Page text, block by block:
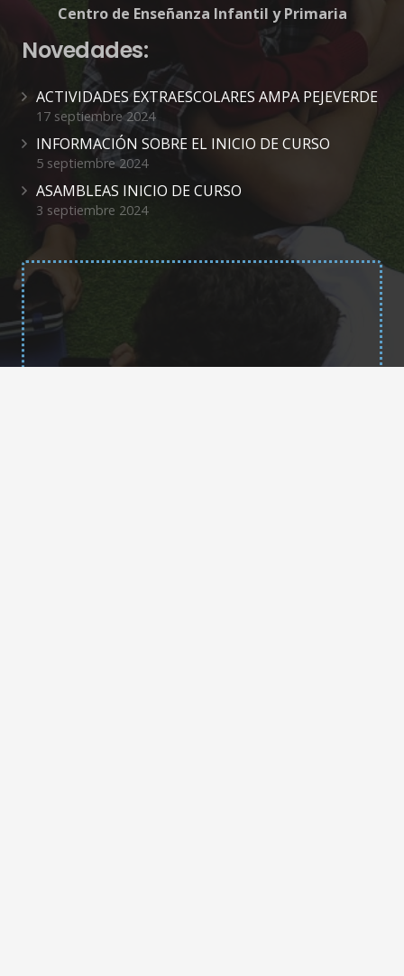
Centro de Enseñanza Infantil y Primaria
Novedades:
ACTIVIDADES EXTRAESCOLARES AMPA PEJEVERDE
17 septiembre 2024
INFORMACIÓN SOBRE EL INICIO DE CURSO
5 septiembre 2024
ASAMBLEAS INICIO DE CURSO
3 septiembre 2024